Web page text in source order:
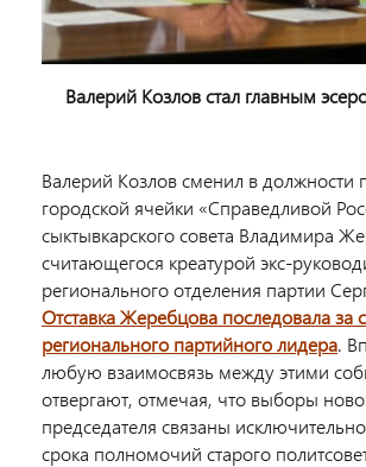
Валерий Козлов стал главным
Валерий Козлов сменил в должности
городской ячейки «Справедливой
сыктывкарского совета Владимира
считающегося креатурой экс-
регионального отделения партии
Отставка Жеребцова последовала за
регионального партийного лидера.
любую взаимосвязь между этими
отвергают, отмечая, что выборы
председателя связаны
срока полномочий старого